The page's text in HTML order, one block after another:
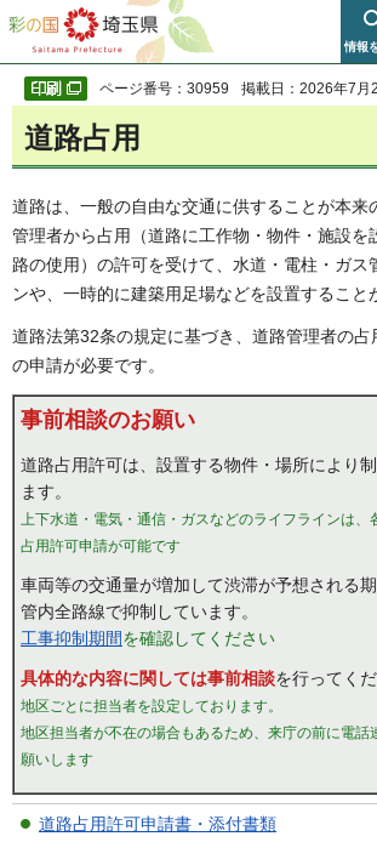
彩の国 埼玉県
情報
ページ番号：30959 掲載日：2026年7月
道路占用
道路は、一般の自由な交通に供することが本来
管理者から占用（道路に工作物・物件・施設を
路の使用）の許可を受けて、水道・電柱・ガス
ンや、一時的に建築用足場などを設置すること
道路法第32条の規定に基づき、道路管理者の占
の申請が必要です。
事前相談のお願い
道路占用許可は、設置する物件・場所により
ます。
上下水道・電気・通信・ガスなどのライフラインは
占用許可申請が可能です
車両等の交通量が増加して渋滞が予想される
管内全路線で抑制しています。
工事抑制期間を確認してください
具体的な内容に関しては事前相談を行ってくだ
地区ごとに担当者を設定しております。
地区担当者が不在の場合もあるため、来庁の前に電話
願いします
道路占用許可申請書・添付書類